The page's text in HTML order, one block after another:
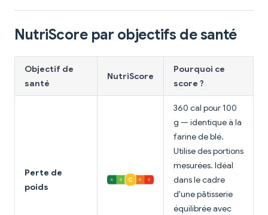
NutriScore par objectifs de santé
Objectif de
santé
NutriScore
Pourquoi ce
score ?
Perte de
poids
360 cal pour 100
g — identique à la
farine de blé.
Utilise des portions
mesurées. Idéal
dans le cadre
d'une pâtisserie
équilibrée avec